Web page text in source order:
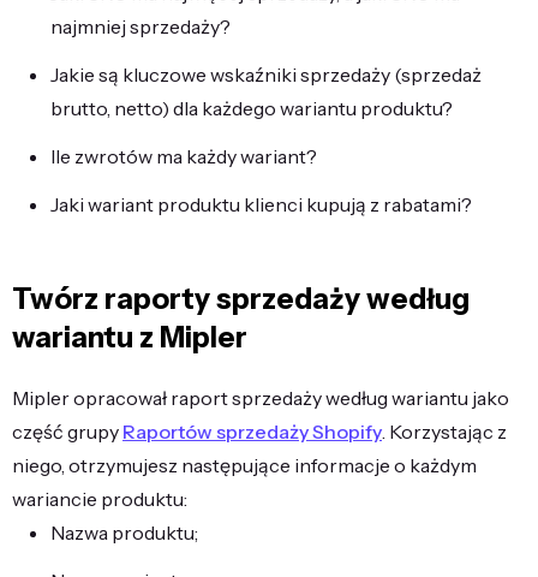
najmniej sprzedaży?
Jakie są kluczowe wskaźniki sprzedaży (sprzedaż
brutto, netto) dla każdego wariantu produktu?
Ile zwrotów ma każdy wariant?
Jaki wariant produktu klienci kupują z rabatami?
Twórz raporty sprzedaży według
wariantu z Mipler
Mipler opracował raport sprzedaży według wariantu jako
część grupy Raportów sprzedaży Shopify. Korzystając z
niego, otrzymujesz następujące informacje o każdym
wariancie produktu:
Nazwa produktu;